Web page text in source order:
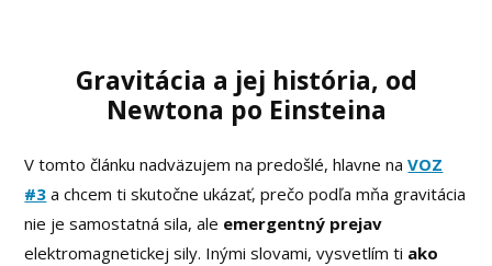
Gravitácia a jej história, od
Newtona po Einsteina
V tomto článku nadväzujem na predošlé, hlavne naVOZ
#3 a chcem ti skutočne ukázať, prečo podľa mňa gravitácia
nie je samostatná sila, ale emergentný prejav
elektromagnetickej sily. Inými slovami, vysvetlím ti ako